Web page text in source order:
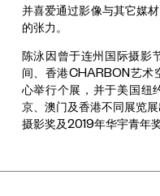
并喜爱通过影像与其它媒
的张力。
陈泳因曾于连州国际摄影
间、香港CHARBON艺术
心举行个展，并于美国纽
京、澳门及香港不同展览
摄影奖及2019年华宇青年奖